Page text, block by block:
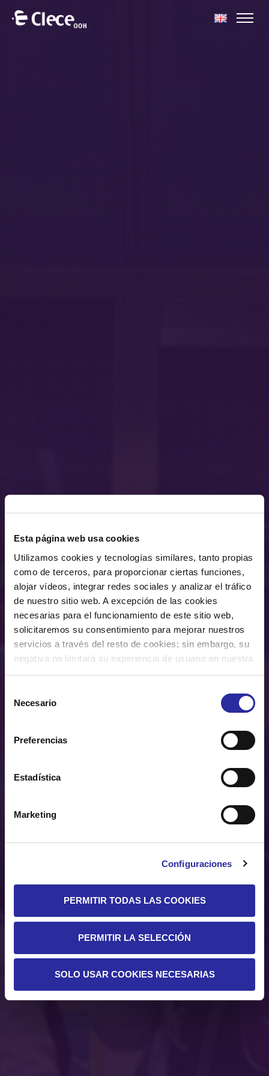
Esta página web usa cookies
Utilizamos cookies y tecnologías similares, tanto propias
como de terceros, para proporcionar ciertas funciones,
alojar vídeos, integrar redes sociales y analizar el tráfico
de nuestro sitio web. A excepción de las cookies
necesarias para el funcionamiento de este sitio web,
solicitaremos su consentimiento para mejorar nuestros
servicios a través del resto de cookies; sin embargo, su
negativa no limitará su experiencia de usuario en nuestra
web. Puede configurar o rechazar de forma
más información, puede consultar nuestra
Política de
Necesario
Preferencias
Estadística
Marketing
Configuraciones
PERMITIR TODAS LAS COOKIES
PERMITIR LA SELECCIÓN
SOLO USAR COOKIES NECESARIAS